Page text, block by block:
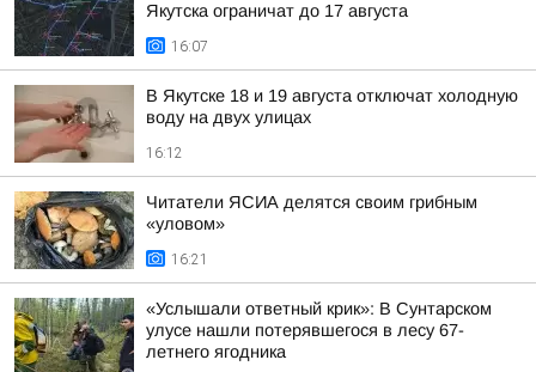
Якутска ограничат до 17 августа
16:07
В Якутске 18 и 19 августа отключат холодную
воду на двух улицах
16:12
Читатели ЯСИА делятся своим грибным
«уловом»
16:21
«Услышали ответный крик»: В Сунтарском
улусе нашли потерявшегося в лесу 67-
летнего ягодника